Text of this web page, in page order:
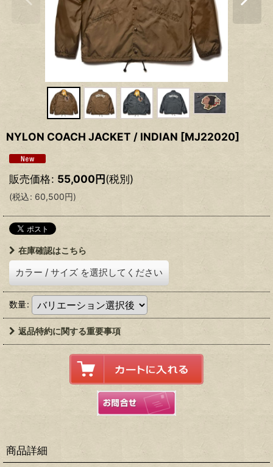
NYLON COACH JACKET / INDIAN [MJ22020]
販売価格: 55,000円(税別)
(税込: 60,500円)
在庫確認はこちら
カラー / サイズ を選択してください
数量:
返品特約に関する重要事項
商品詳細